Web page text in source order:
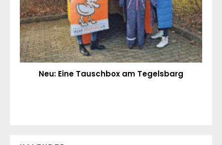
Neu: Eine Tauschbox am Tegelsbarg